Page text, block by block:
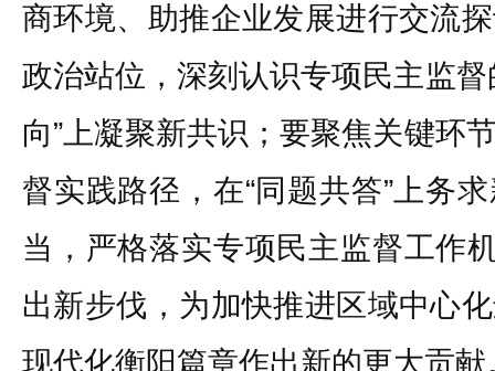
商环境、助推企业发展进行交流
政治站位，深刻认识专项民主监
向”上凝聚新共识；要聚焦关键环
督实践路径，在“同题共答”上务
当，严格落实专项民主监督工作
出新步伐，为加快推进区域中心
现代化衡阳篇章作出新的更大贡献